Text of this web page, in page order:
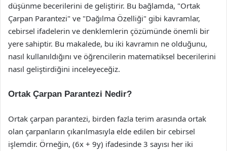
düşünme becerilerini de geliştirir. Bu bağlamda, "Ortak
Çarpan Parantezi" ve "Dağılma Özelliği" gibi kavramlar,
cebirsel ifadelerin ve denklemlerin çözümünde önemli bir
yere sahiptir. Bu makalede, bu iki kavramın ne olduğunu,
nasıl kullanıldığını ve öğrencilerin matematiksel becerilerini
nasıl geliştirdiğini inceleyeceğiz.
Ortak Çarpan Parantezi Nedir?
Ortak çarpan parantezi, birden fazla terim arasında ortak
olan çarpanların çıkarılmasıyla elde edilen bir cebirsel
işlemdir. Örneğin, (6x + 9y) ifadesinde 3 sayısı her iki